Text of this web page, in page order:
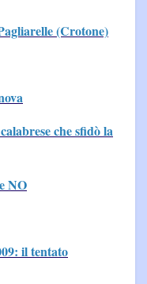
(Crotone)
che sfidò la
NO
il tentato